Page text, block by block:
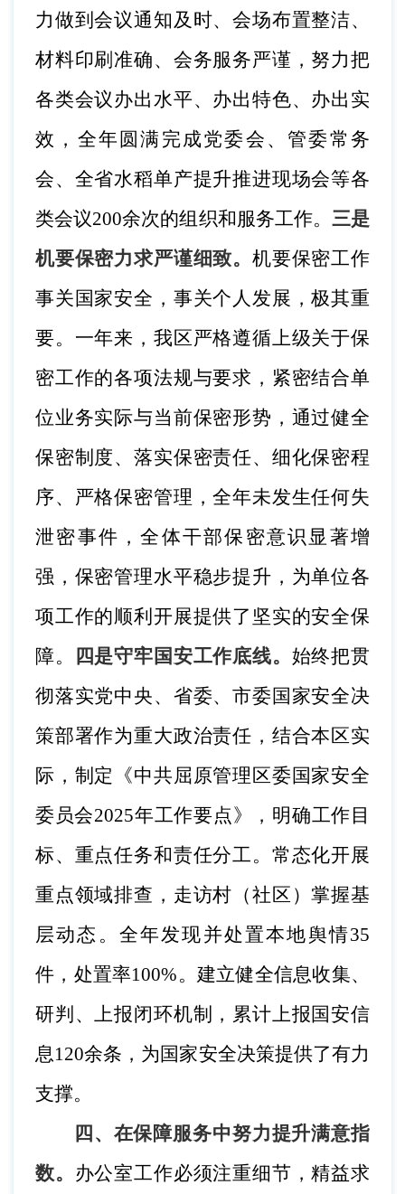
力做到会议通知及时、会场布置整洁、
材料印刷准确、会务服务严谨，努力把
各类会议办出水平、办出特色、办出实
效，全年圆满完成党委会、管委常务
会、全省水稻单产提升推进现场会等各
类会议200余次的组织和服务工作。 三是
机要保密力求严谨细致。 机要保密工作
事关国家安全，事关个人发展，极其重
要。一年来，我区严格遵循上级关于保
密工作的各项法规与要求，紧密结合单
位业务实际与当前保密形势，通过健全
保密制度、落实保密责任、细化保密程
序、严格保密管理，全年未发生任何失
泄密事件，全体干部保密意识显著增
强，保密管理水平稳步提升，为单位各
项工作的顺利开展提供了坚实的安全保
障。
四是守牢国安工作底线。 始终把贯
彻落实党中央、省委、市委国家安全决
策部署作为重大政治责任，结合本区实
际，制定《中共屈原管理区委国家安全
委员会2025年工作要点》，明确工作目
标、重点任务和责任分工。常态化开展
重点领域排查，走访村（社区）掌握基
层动态。全年发现并处置本地舆情35
件，处置率100%。建立健全信息收集、
研判、上报闭环机制，累计上报国安信
息120余条，为国家安全决策提供了有力
支撑。
四、在保障服务中努力提升满意指
数。 办公室工作必须注重细节，精益求